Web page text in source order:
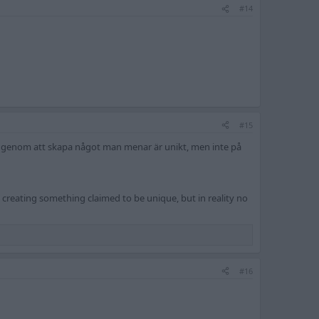
#14
#15
att skapa något man menar är unikt, men inte på
something claimed to be unique, but in reality no
#16